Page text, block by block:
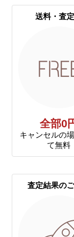
送料・査
全部0
キャンセルの
て無料
査定結果の